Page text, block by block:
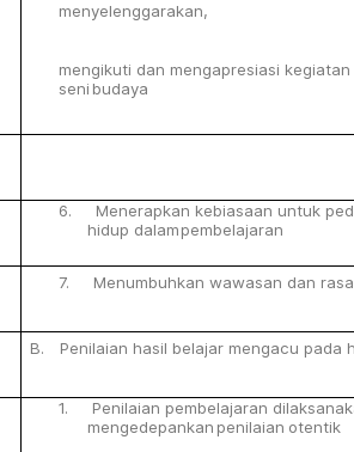
menyelenggarakan,
mengikuti dan mengapresiasi kegiatan
seni budaya
6. Menerapkan kebiasaan untuk
hidup dalampembelajaran
7. Menumbuhkan wawasan dan rasa
B. Penilaian hasil belajar mengacu pada
1. Penilaian pembelajaran
mengedepankan penilaian otentik